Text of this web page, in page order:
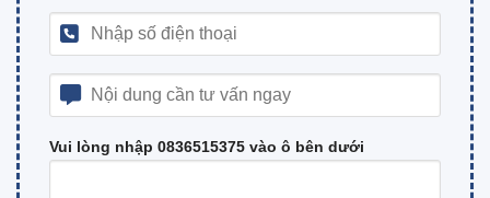
Vui lòng nhập 0836515375 vào ô bên dưới